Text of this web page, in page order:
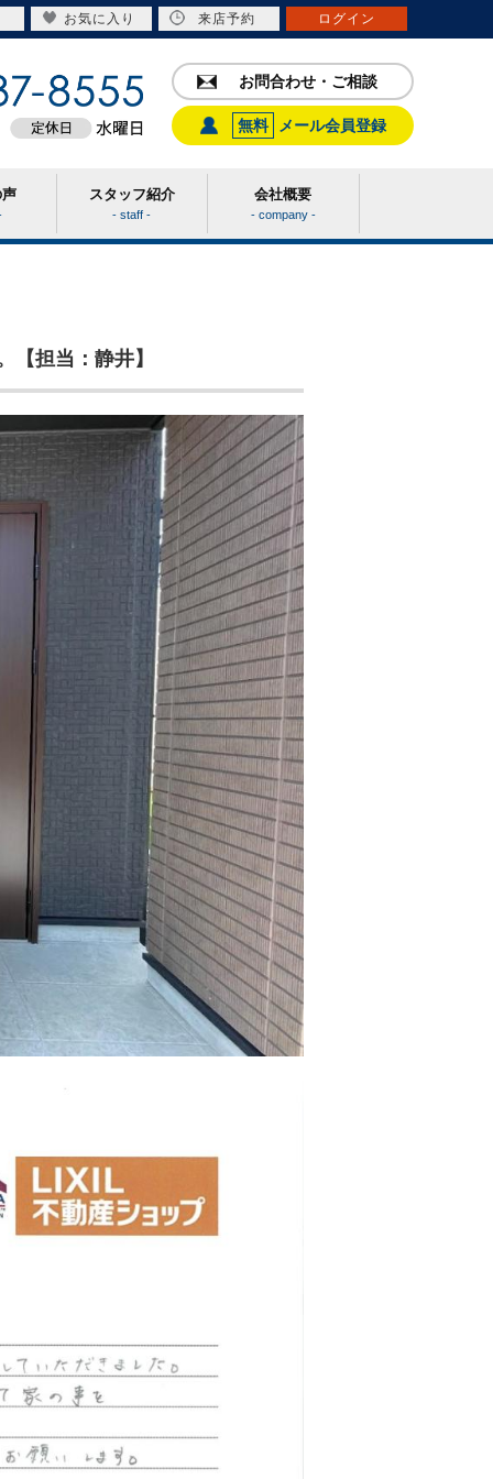
お気に入り 来店予約 ログイン
お問合わせ・ご相談
無料 メール会員登録
スタッフ紹介
- staff -
会社概要
- company -
担当：静井】